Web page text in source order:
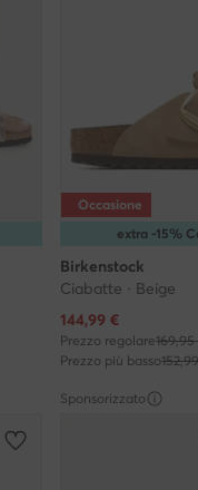
extra -15%
Occasione
Birkenstock
Ciabatte · Beige
Prezzo attuale
144,99 €
Prezzo regolare169,95
Prezzo più basso
Sponsorizzato